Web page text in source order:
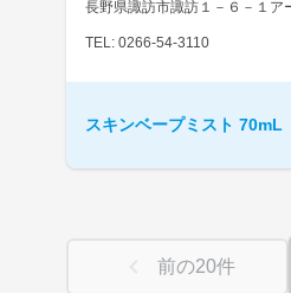
長野県諏訪市諏訪１－６－１ア
TEL: 0266-54-3110
スキンベープミスト 70mL
前の20件